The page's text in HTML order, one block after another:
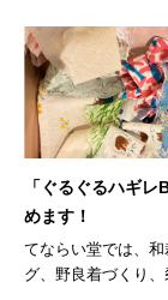
「ぐるぐるハギレ
めます！
てならい堂では、
グ、野良着づくり